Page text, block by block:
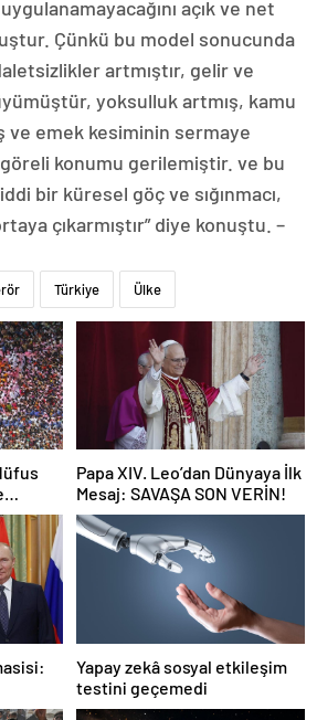
açık ve net
Çünkü bu model sonucunda
artmıştır, gelir ve
yoksulluk artmış, kamu
emek kesiminin sermaye
göreli konumu gerilemiştir. ve bu
bir küresel göç ve sığınmacı,
çıkarmıştır” diye konuştu. –
Türkiye Ülke
ülkesi!
Papa XIV. Leo’dan Dünyaya İlk
Mesaj: SAVAŞA SON VERİN!
Yapay zekâ sosyal etkileşim
testini geçemedi